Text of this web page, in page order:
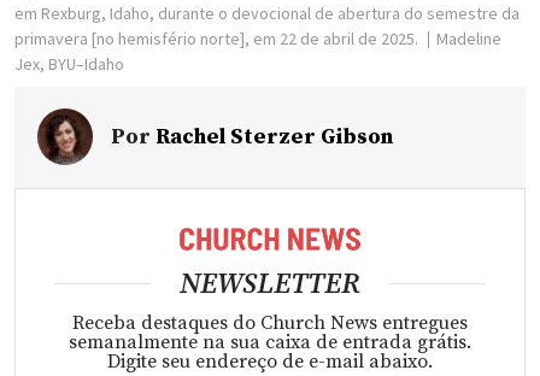
em Rexburg, Idaho, durante o devocional de abertura do semestre da
primavera [no hemisfério norte], em 22 de abril de 2025.
Madeline
Jex, BYU–Idaho
Por Rachel Sterzer Gibson
NEWSLETTER
Receba destaques do Church News entregues
semanalmente na sua caixa de entrada grátis.
Digite seu endereço de e-mail abaixo.